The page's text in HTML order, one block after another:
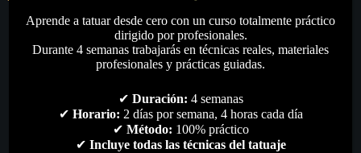
Descripción
Aprende a tatuar desde cero con un curso totalmente práctico
dirigido por profesionales.
Durante 4 semanas trabajarás en técnicas reales, materiales
profesionales y prácticas guiadas.
✔ Duración: 4 semanas
✔ Horario: 2 días por semana, 4 horas cada día
✔ Método: 100% práctico
✔ Incluye todas las técnicas del tatuaje